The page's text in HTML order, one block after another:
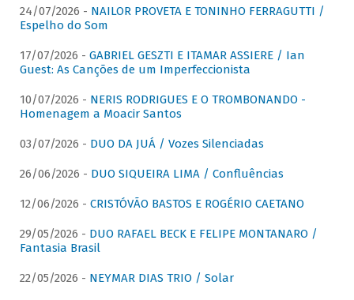
24/07/2026 - NAILOR PROVETA E TONINHO FERRAGUTTI /
Espelho do Som
17/07/2026 - GABRIEL GESZTI E ITAMAR ASSIERE / Ian
Guest: As Canções de um Imperfeccionista
10/07/2026 - NERIS RODRIGUES E O TROMBONANDO -
Homenagem a Moacir Santos
03/07/2026 - DUO DA JUÁ / Vozes Silenciadas
26/06/2026 - DUO SIQUEIRA LIMA / Confluências
12/06/2026 - CRISTÓVÃO BASTOS E ROGÉRIO CAETANO
29/05/2026 - DUO RAFAEL BECK E FELIPE MONTANARO /
Fantasia Brasil
22/05/2026 - NEYMAR DIAS TRIO / Solar